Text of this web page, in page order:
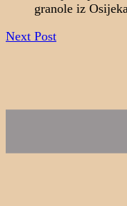
Next Post